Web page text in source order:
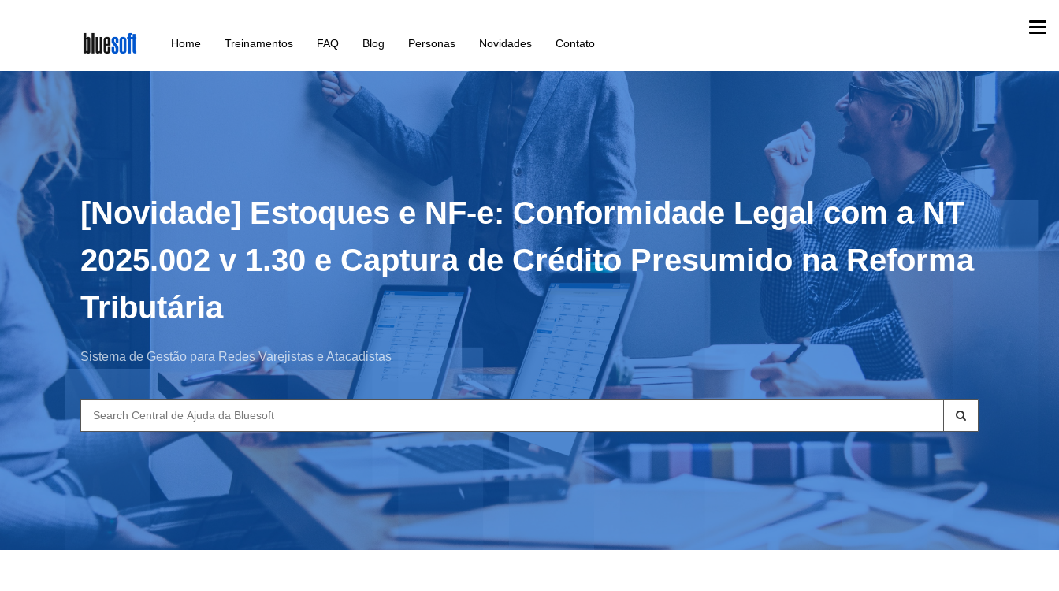
main
content
Home Treinamentos FAQ Blog Personas Novidades Contato
[Novidade] Estoques e NF-e: Conformidade Legal com a NT
2025.002 v 1.30 e Captura de Crédito Presumido na Reforma
Tributária
Sistema de Gestão para Redes Varejistas e Atacadistas
Search
for: